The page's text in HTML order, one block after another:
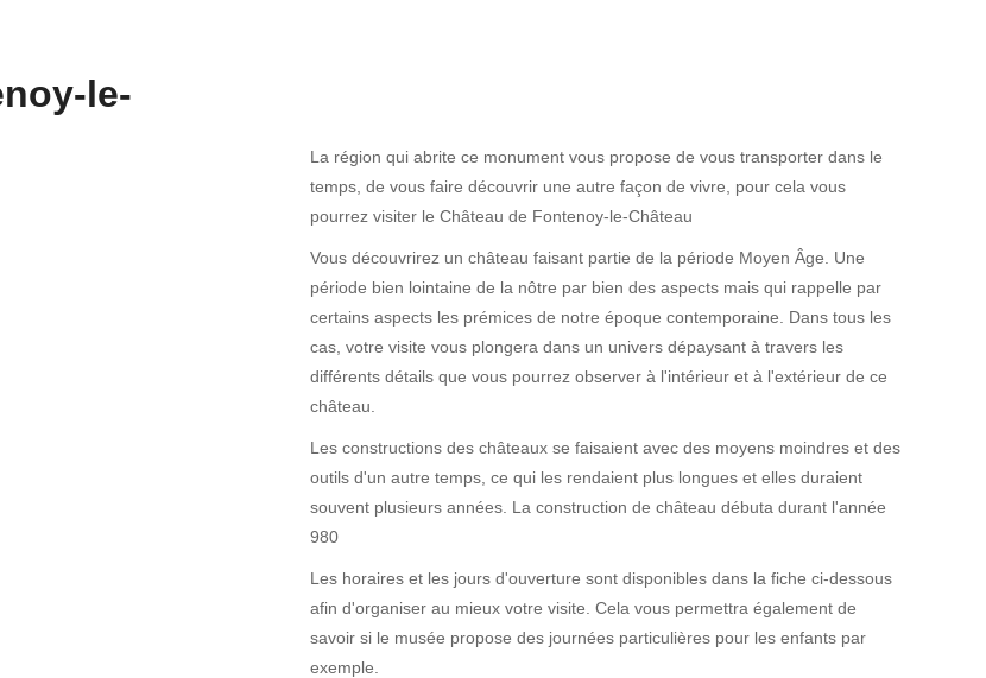
le-
La région qui abrite ce monument vous propose de vous transporter dans le
temps, de vous faire découvrir une autre façon de vivre, pour cela vous
pourrez visiter le Château de Fontenoy-le-Château
Vous découvrirez un château faisant partie de la période Moyen Âge. Une
période bien lointaine de la nôtre par bien des aspects mais qui rappelle par
certains aspects les prémices de notre époque contemporaine. Dans tous les
cas, votre visite vous plongera dans un univers dépaysant à travers les
différents détails que vous pourrez observer à l'intérieur et à l'extérieur de ce
château.
Les constructions des châteaux se faisaient avec des moyens moindres et des
outils d'un autre temps, ce qui les rendaient plus longues et elles duraient
souvent plusieurs années. La construction de château débuta durant l'année
980
Les horaires et les jours d'ouverture sont disponibles dans la fiche ci-dessous
afin d'organiser au mieux votre visite. Cela vous permettra également de
savoir si le musée propose des journées particulières pour les enfants par
exemple.